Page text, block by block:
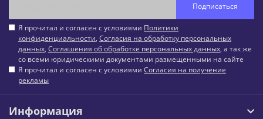
Подписаться
Я прочитал и согласен с условиями Политики
конфиденциальности, Согласия на обработку персональных
данных, Соглашения об обработке персональных данных, а так же
со всеми юридическими документами размещенными на сайте
Я прочитал и согласен с условиями Согласия на получение
рекламы
Информация